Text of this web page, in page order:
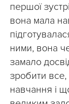
першої
вона мала
ними, вона
замало
зробити
навчання і